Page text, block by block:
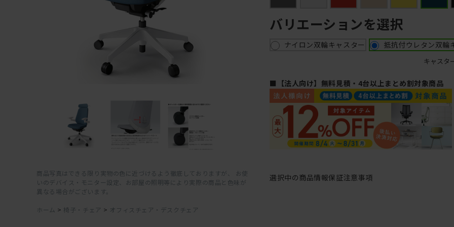
商品写真はできる限り実物の色に近づけるよう徹底しておりますが、 お使
いのデバイス・モニター設定、お部屋の照明等により実際の商品と色味が
異なる場合がございます。
ホーム > 椅子・チェア > オフィスチェア・デスクチェア
バリエーションを選択
ナイロン双輪キャスター 抵抗付ウレタン双輪
キャスタ
■【法人向け】無料見積・4台以上まとめ割対象商品
選択中の商品情報保証注意事項